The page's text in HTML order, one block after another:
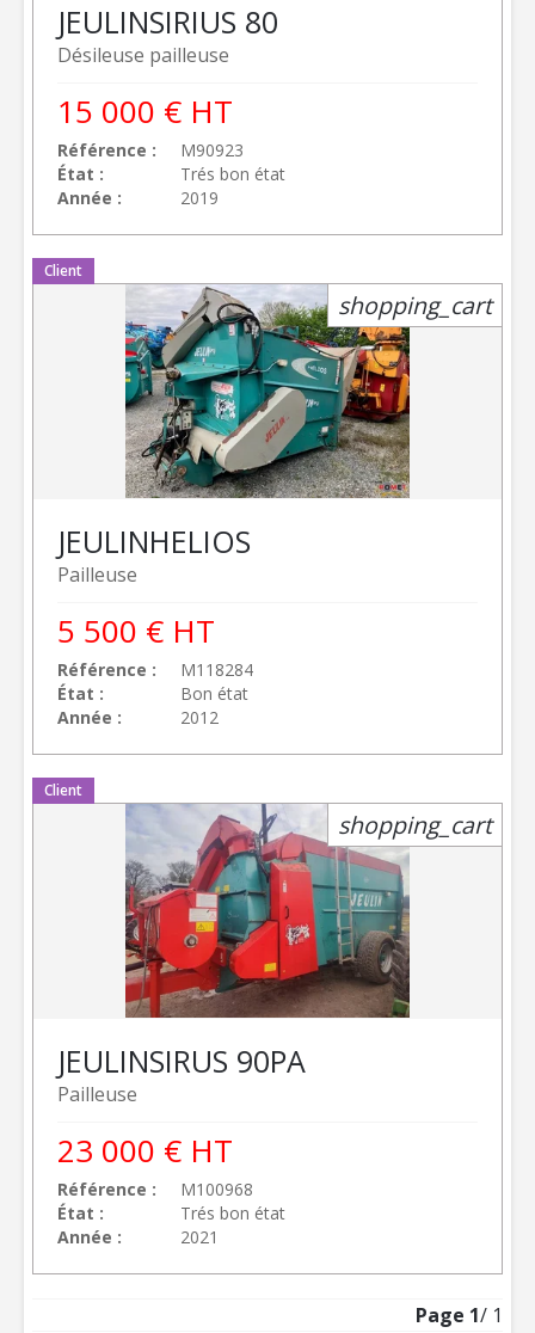
Désileuse pailleuse
JEULINSIRIUS 80
Référence
M90923
État
Trés bon état
Année
2019
15 000 € HT
Client
Pailleuse
JEULINHELIOS
Référence
M118284
État
Bon état
Année
2012
5 500 € HT
shopping_cart
Client
Pailleuse
JEULINSIRUS 90PA
Référence
M100968
État
Trés bon état
Année
2021
23 000 € HT
shopping_cart
Page 1/ 1